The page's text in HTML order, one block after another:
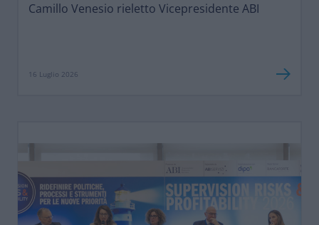
Camillo Venesio rieletto Vicepresidente ABI
16 Luglio 2026